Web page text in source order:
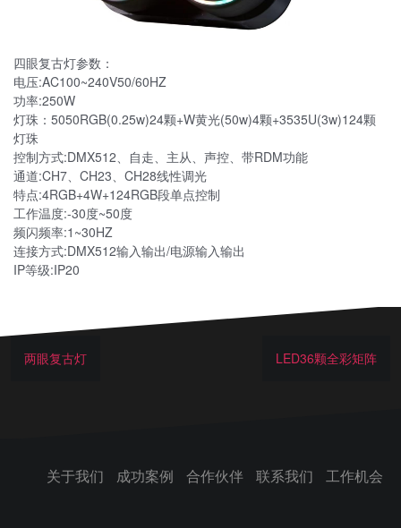
四眼复古灯参数：
电压:AC100~240V50/60HZ
功率:250W
灯珠：5050RGB(0.25w)24颗+W黄光(50w)4颗+3535U(3w)124颗
灯珠
控制方式:DMX512、自走、主从、声控、带RDM功能
通道:CH7、CH23、CH28线性调光
特点:4RGB+4W+124RGB段单点控制
工作温度:-30度~50度
频闪频率:1~30HZ
连接方式:DMX512输入输出/电源输入输出
IP等级:IP20
两眼复古灯 LED36颗全彩矩阵
关于我们 成功案例 合作伙伴 联系我们 工作机会